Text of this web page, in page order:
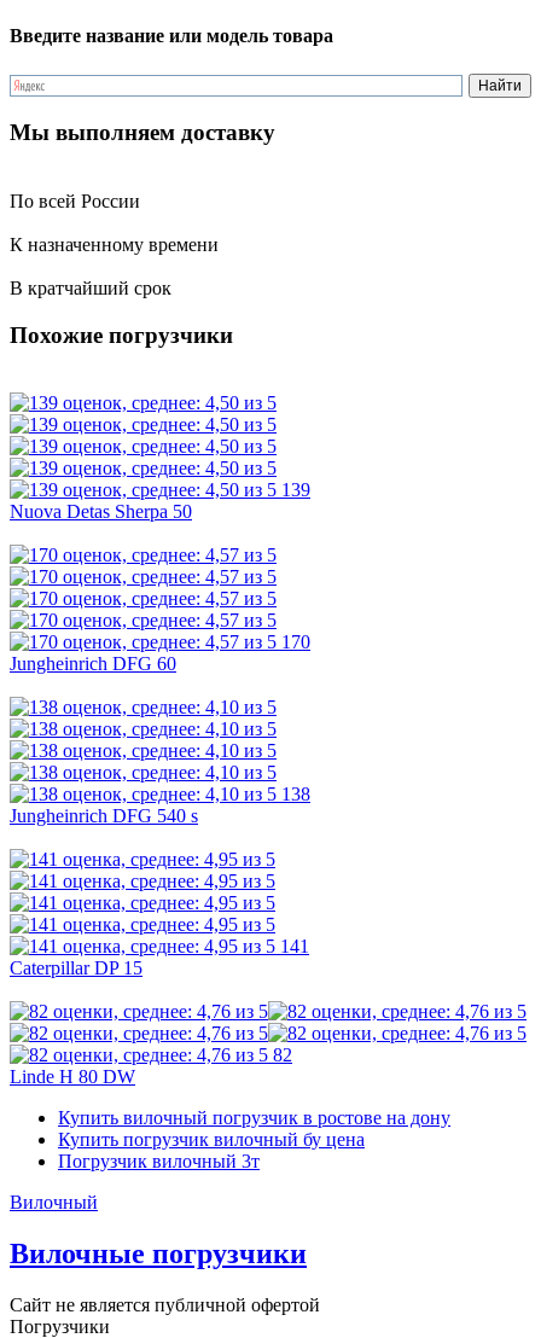
Введите название или модель товара
Мы выполняем доставку
По всей России
К назначенному времени
В кратчайший срок
Похожие погрузчики
139
Nuova Detas Sherpa 50
170
Jungheinrich DFG 60
138
Jungheinrich DFG 540 s
141
Caterpillar DP 15
82
Linde H 80 DW
Купить вилочный погрузчик в ростове на дону
Купить погрузчик вилочный бу цена
Погрузчик вилочный 3т
Вилочный
Вилочные погрузчики
Сайт не является публичной офертой
Погрузчики